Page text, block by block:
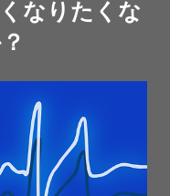
なりたくな